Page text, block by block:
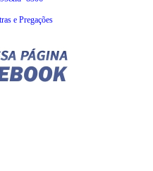
e Pregações